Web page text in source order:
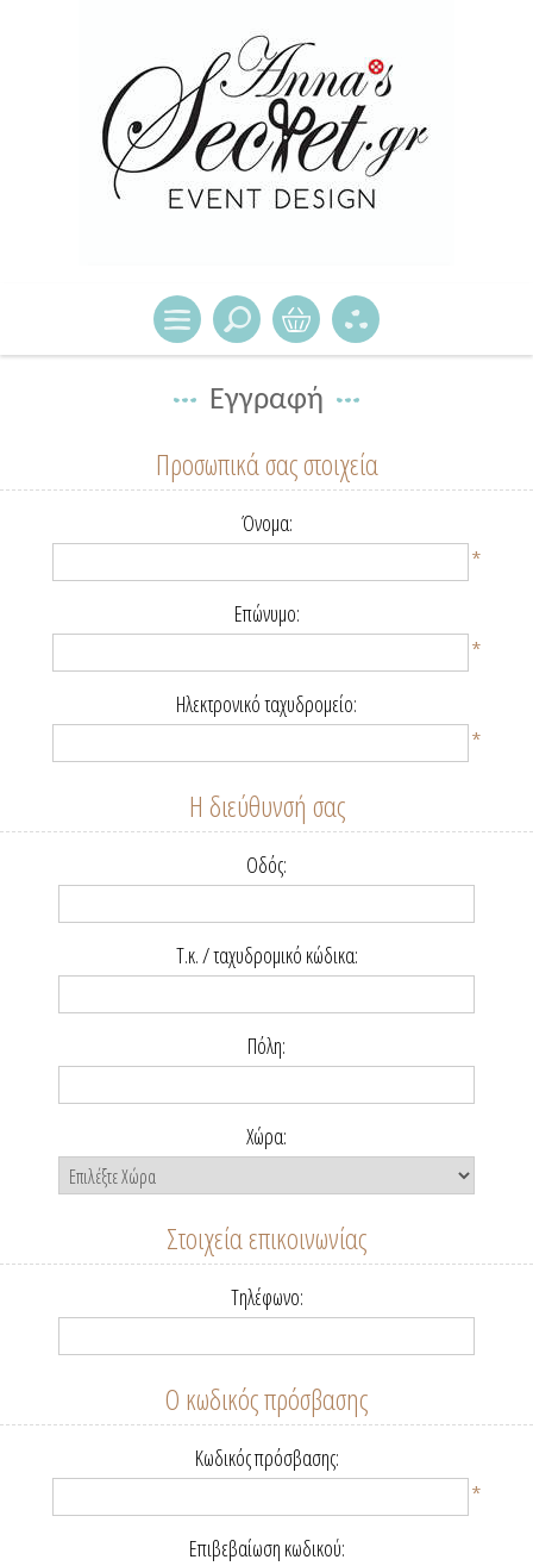
Εγγραφή
Προσωπικά σας στοιχεία
Όνομα:
*
Επώνυμο:
*
Ηλεκτρονικό ταχυδρομείο:
*
Η διεύθυνσή σας
Οδός:
Τ.κ. / ταχυδρομικό κώδικα:
Πόλη:
Χώρα:
Στοιχεία επικοινωνίας
Τηλέφωνο:
Ο κωδικός πρόσβασης
Κωδικός πρόσβασης:
*
Επιβεβαίωση κωδικού: